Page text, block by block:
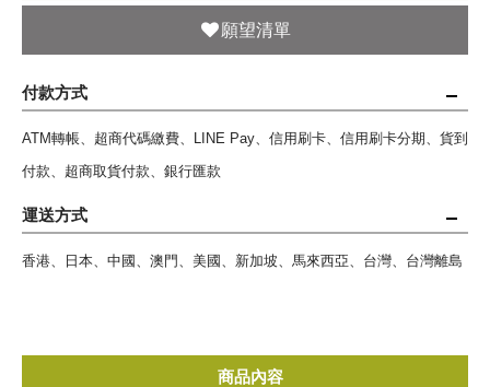
願望清單
付款方式
ATM轉帳、超商代碼繳費、LINE Pay、信用刷卡、信用刷卡分期、貨到
付款、超商取貨付款、銀行匯款
運送方式
香港、日本、中國、澳門、美國、新加坡、馬來西亞、台灣、台灣離島
商品內容